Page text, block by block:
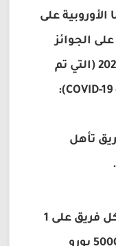
زادت أموال الجوائز لبطولة UEFA الأوروبية على
الجوائز
الأوروبية 2020 (التي تم
تأهل
حصل كل فريق على 1
مليون يورو مقابل الفوز و 500000 يورو